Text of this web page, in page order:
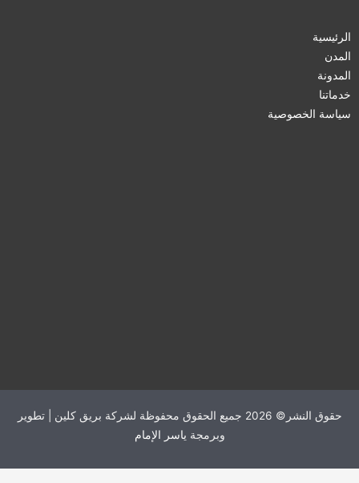
الرئيسية
المدن
المدونة
خدماتنا
سياسة الخصوصية
حقوق النشر© 2026 جميع الحقوق محفوظة لشركة بريق كلين | تطوير
وبرمجة ياسر الإمام